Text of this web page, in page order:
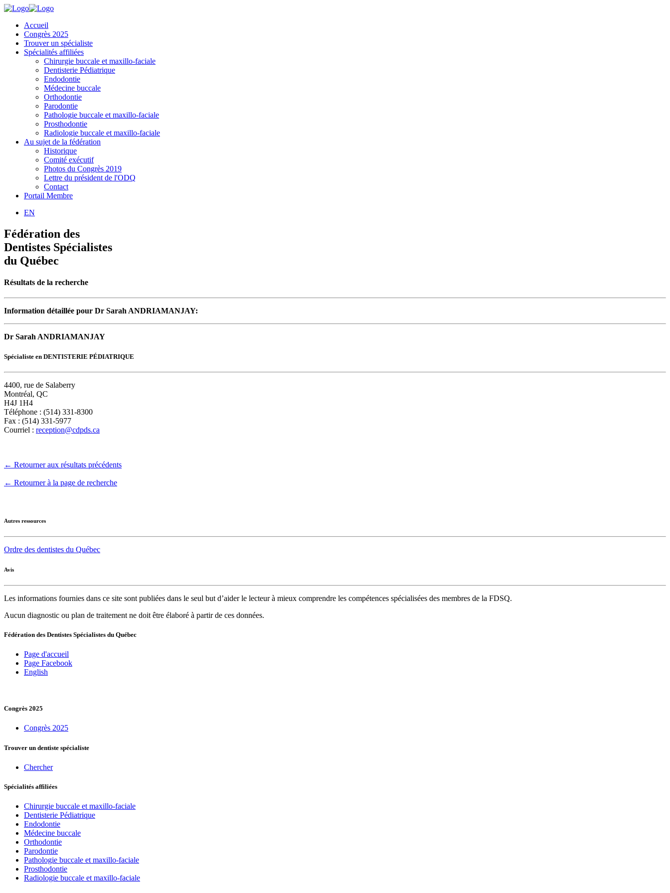
Accueil
Congrès 2025
Trouver un spécialiste
Spécialités affiliées
Chirurgie buccale et maxillo-faciale
Dentisterie Pédiatrique
Endodontie
Médecine buccale
Orthodontie
Parodontie
Pathologie buccale et maxillo-faciale
Prosthodontie
Radiologie buccale et maxillo-faciale
Au sujet de la fédération
Historique
Comité exécutif
Photos du Congrès 2019
Lettre du président de l'ODQ
Contact
Portail Membre
EN
Fédération des
Dentistes Spécialistes
du Québec
Résultats de la recherche
Information détaillée pour Dr Sarah ANDRIAMANJAY:
Dr Sarah ANDRIAMANJAY
Spécialiste en DENTISTERIE PÉDIATRIQUE
4400, rue de Salaberry
Montréal, QC
H4J 1H4
Téléphone : (514) 331-8300
Fax : (514) 331-5977
Courriel : reception@cdpds.ca
← Retourner aux résultats précédents
← Retourner à la page de recherche
Autres ressources
Ordre des dentistes du Québec
Avis
Les informations fournies dans ce site sont publiées dans le seul but d’aider le lecteur à mieux comprendre les compétences spécialisées des membres de la FDSQ.
Aucun diagnostic ou plan de traitement ne doit être élaboré à partir de ces données.
Fédération des Dentistes Spécialistes du Québec
Page d'accueil
Page Facebook
English
Congrès 2025
Congrès 2025
Trouver un dentiste spécialiste
Chercher
Spécialités affiliées
Chirurgie buccale et maxillo-faciale
Dentisterie Pédiatrique
Endodontie
Médecine buccale
Orthodontie
Parodontie
Pathologie buccale et maxillo-faciale
Prosthodontie
Radiologie buccale et maxillo-faciale